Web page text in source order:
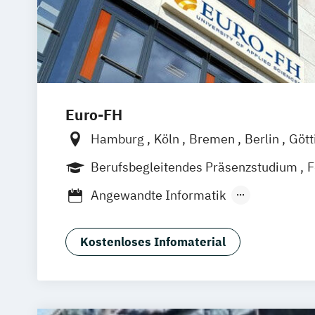
Euro-FH
Hamburg Köln Bremen Berlin
Frankfurt am Main
Leipzig München
Berufsbegleitendes Präsenzstudium
Fernlehrgang
Angewandte Informatik
BWL & Tourismusmanagement
Betriebliches Bildungs- und
Kostenloses Infomaterial